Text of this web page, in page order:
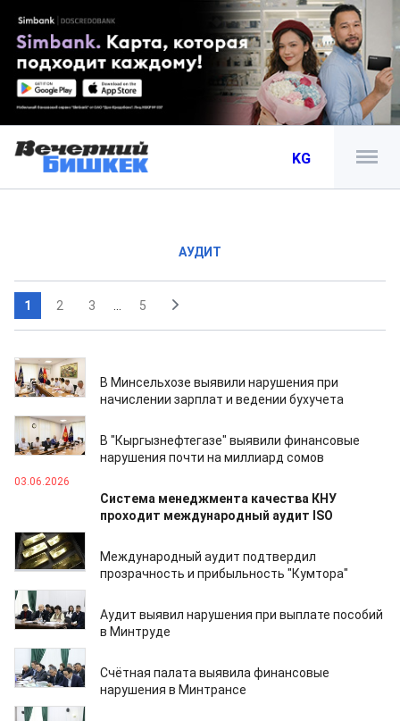
KG
АУДИТ
1 2 3 5
23.07.2026
В Минсельхозе выявили нарушения при
начислении зарплат и ведении бухучета
04.07.2026
В "Кыргызнефтегазе" выявили финансовые
нарушения почти на миллиард сомов
03.06.2026
Система менеджмента качества КНУ
проходит международный аудит ISO
09.04.2026
Международный аудит подтвердил
прозрачность и прибыльность "Кумтора"
06.03.2026
Аудит выявил нарушения при выплате пособий
в Минтруде
02.02.2026
Счётная палата выявила финансовые
нарушения в Минтрансе
24.01.2026